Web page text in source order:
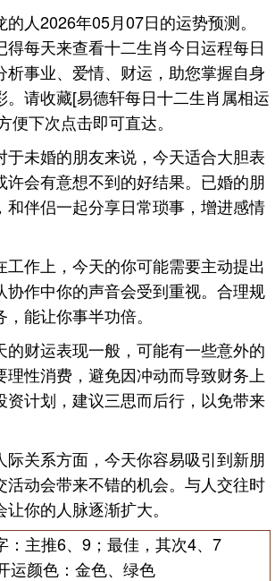
人2026年05月07日的运势预测。
得每天来查看十二生肖今日运程每日
析事业、爱情、财运，助您掌握自身
。请收藏[易德轩每日十二生肖属相运
便下次点击即可直达。
于未婚的朋友来说，今天适合大胆表
许会有意想不到的好结果。已婚的朋
和伴侣一起分享日常琐事，增进感情
工作上，今天的你可能需要主动提出
协作中你的声音会受到重视。合理规
能让你事半功倍。
的财运表现一般，可能有一些意外的
理性消费，避免因冲动而导致财务上
资计划，建议三思而后行，以免带来
际关系方面，今天你容易吸引到新朋
活动会带来不错的机会。与人交往时
你的人脉逐渐扩大。
：主推6、9；最佳，其次4、7
运颜色：金色、绿色